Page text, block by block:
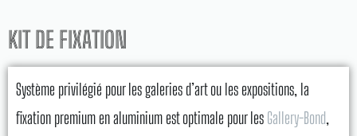
KIT DE FIXATION
Système privilégié pour les galeries d’art ou les expositions, la
fixation premium en aluminium est optimale pour les Gallery-Bond,